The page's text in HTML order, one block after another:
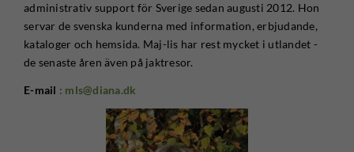
administrativ support för Sverige sedan augusti 2012. Hon
servar de svenska kunderna med information, erbjudande,
kataloger och hemsida. Maj-lis har rest mycket i utlandet -
de senaste åren även på jaktresor.
E-mail : mls@diana.dk